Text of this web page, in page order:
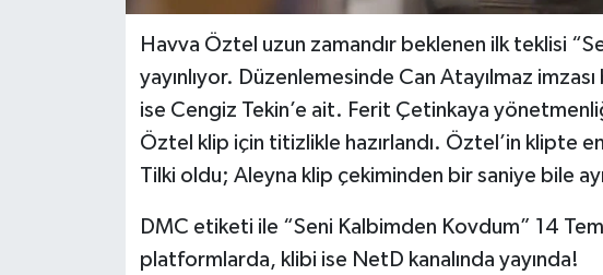
Havva Öztel uzun zamandır beklenen ilk teklisi
yayınlıyor. Düzenlemesinde Can Atayılmaz
ise Cengiz Tekin’e ait. Ferit Çetinkaya
Öztel klip için titizlikle hazırlandı. Öztel’in klipte
Tilki oldu; Aleyna klip çekiminden bir saniye bile
DMC etiketi ile “Seni Kalbimden Kovdum” 14
platformlarda, klibi ise NetD kanalında yayında!